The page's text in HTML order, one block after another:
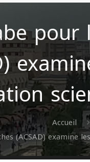
pour
Accueil
(ACSAD) examine